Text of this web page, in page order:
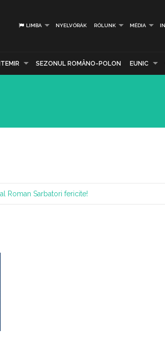
LIMBA NYELVÓRÁK RÓLUNK MÉDIA
SEZONUL ROMÂNO-POLON EUNIC
Roman Sarbatori fericite!